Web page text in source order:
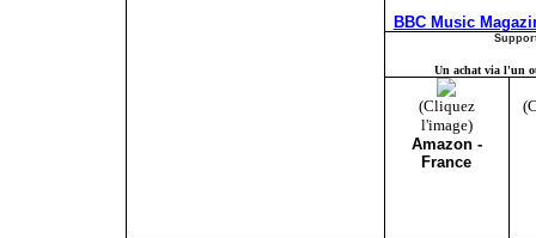
BBC Music
Un achat via l'un
(Cliquez
l'image)
Amazon -
France